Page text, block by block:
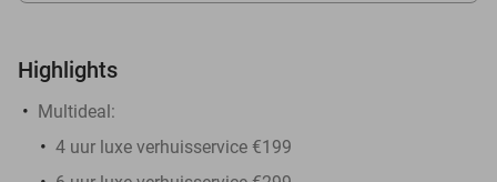
Highlights
Multideal:
4 uur luxe verhuisservice €199